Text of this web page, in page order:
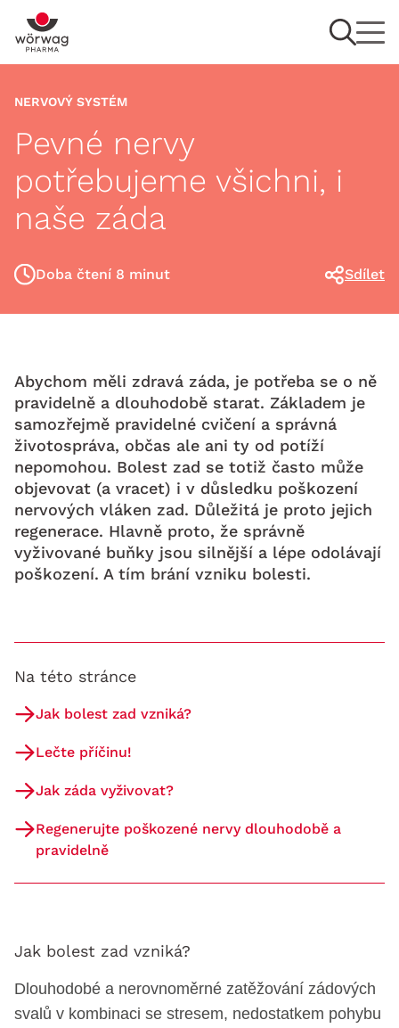
NERVOVÝ SYSTÉM
Pevné nervy
potřebujeme všichni, i
naše záda
Doba čtení 8 minut Sdílet
Abychom měli zdravá záda, je potřeba se o ně
pravidelně a dlouhodobě starat. Základem je
samozřejmě pravidelné cvičení a správná
životospráva, občas ale ani ty od potíží
nepomohou. Bolest zad se totiž často může
objevovat (a vracet) i v důsledku poškození
nervových vláken zad. Důležitá je proto jejich
regenerace. Hlavně proto, že správně
vyživované buňky jsou silnější a lépe odolávají
poškození. A tím brání vzniku bolesti.
Na této stránce
Jak bolest zad vzniká?
Lečte příčinu!
Jak záda vyživovat?
Regenerujte poškozené nervy dlouhodobě a
pravidelně
Jak bolest zad vzniká?
Dlouhodobé a nerovnoměrné zatěžování zádových
svalů v kombinaci se stresem, nedostatkem pohybu